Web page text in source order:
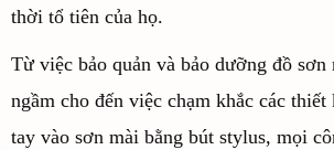
thời tổ tiên của họ.
Từ việc bảo quản và bảo dưỡng đồ sơn
ngầm cho đến việc chạm khắc các thiết
tay vào sơn mài bằng bút stylus, mọi